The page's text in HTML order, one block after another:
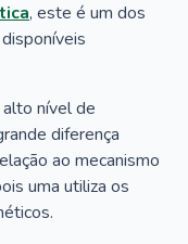
, este é um dos
nível de
diferença
ao mecanismo
uma utiliza os